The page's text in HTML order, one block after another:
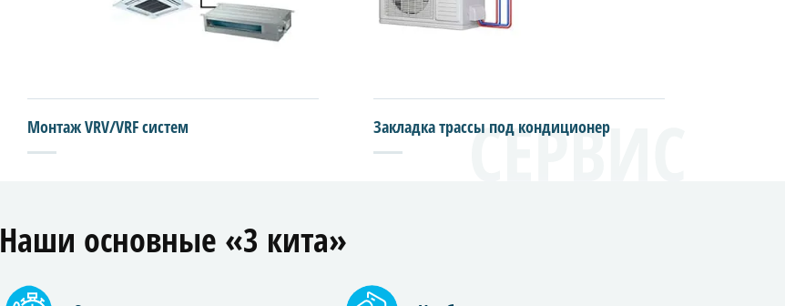
Монтаж VRV/VRF систем Закладка трассы под кондиционер
Наши основные «3 кита»